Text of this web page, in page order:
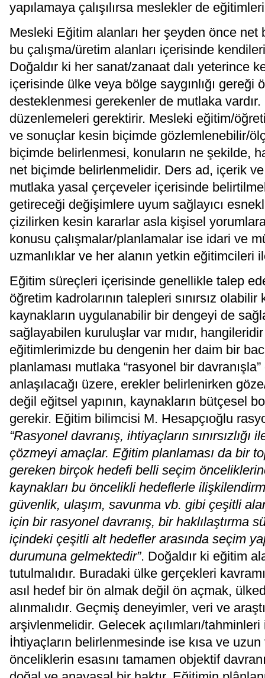
yapılamaya çalışılırsa meslekler de
Mesleki Eğitim alanları her şeyden önce net
bu çalışma/üretim alanları içerisinde
Doğaldır ki her sanat/zanaat dalı yeterince
içerisinde ülke veya bölge saygınlığı gereği
desteklenmesi gerekenler de mutlaka
düzenlemeleri gerektirir. Mesleki eğitim/
ve sonuçlar kesin biçimde gözlemlenebilir/
biçimde belirlenmesi, konuların ne şekilde,
net biçimde belirlenmelidir. Ders ad, içerik
mutlaka yasal çerçeveler içerisinde
getireceği değişimlere uyum sağlayıcı
çizilirken kesin kararlar asla kişisel
konusu çalışmalar/planlamalar ise idari ve
uzmanlıklar ve her alanın yetkin eğitimcileri
Eğitim süreçleri içerisinde genellikle talep
öğretim kadrolarının talepleri sınırsız
kaynakların uygulanabilir bir dengeyi de
sağlayabilen kuruluşlar var mıdır,
eğitimlerimizde bu dengenin her daim bir
planlaması mutlaka “rasyonel bir
anlaşılacağı üzere, erekler belirlenirken
değil eğitsel yapının, kaynakların bütçesel
gerekir. Eğitim bilimcisi M. Hesapçıoğlu
“Rasyonel davranış, ihtiyaçların sınırsızlığı
çözmeyi amaçlar. Eğitim planlaması da bir
gereken birçok hedefi belli seçim
kaynakları bu öncelikli hedeflerle
güvenlik, ulaşım, savunma vb. gibi çeşitli
için bir rasyonel davranış, bir haklılaştırma
içindeki çeşitli alt hedefler arasında seçim
durumuna gelmektedir”. Doğaldır ki eğitim
tutulmalıdır. Buradaki ülke gerçekleri
asıl hedef bir ön almak değil ön açmak,
alınmalıdır. Geçmiş deneyimler, veri ve
arşivlenmelidir. Gelecek açılımları/
İhtiyaçların belirlenmesinde ise kısa ve
önceliklerin esasını tamamen objektif